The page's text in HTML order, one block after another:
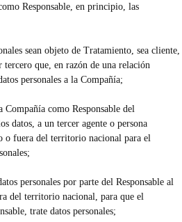
Responsable, en principio, las
sean objeto de Tratamiento, sea cliente,
que, en razón de una relación
personales a la Compañía;
como Responsable del
datos, a un tercer agente o persona
fuera del territorio nacional para el
personales por parte del Responsable al
del territorio nacional, para que el
trate datos personales;